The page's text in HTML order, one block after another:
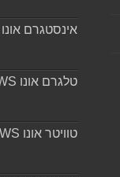
אינסטגרם אונו NEWS
טלגרם אונו NEWS
טוויטר אונו NEWS